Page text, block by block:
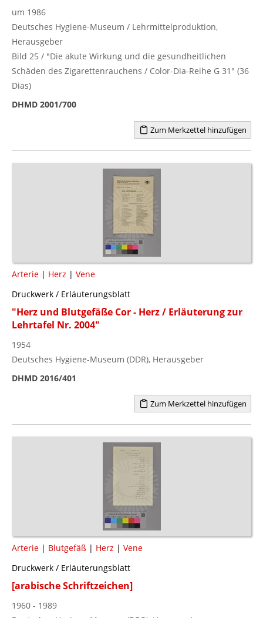
um 1986
Deutsches Hygiene-Museum / Lehrmittelproduktion,
Herausgeber
Bild 25 / "Die akute Wirkung und die gesundheitlichen
Schäden des Zigarettenrauchens / Color-Dia-Reihe G 31" (36
Dias)
DHMD 2001/700
Zum Merkzettel hinzufügen
Arterie | Herz | Vene
Druckwerk / Erläuterungsblatt
"Herz und Blutgefäße Cor - Herz / Erläuterung zur
Lehrtafel Nr. 2004"
1954
Deutsches Hygiene-Museum (DDR), Herausgeber
DHMD 2016/401
Zum Merkzettel hinzufügen
Arterie | Blutgefäß | Herz | Vene
Druckwerk / Erläuterungsblatt
[arabische Schriftzeichen]
1960 - 1989